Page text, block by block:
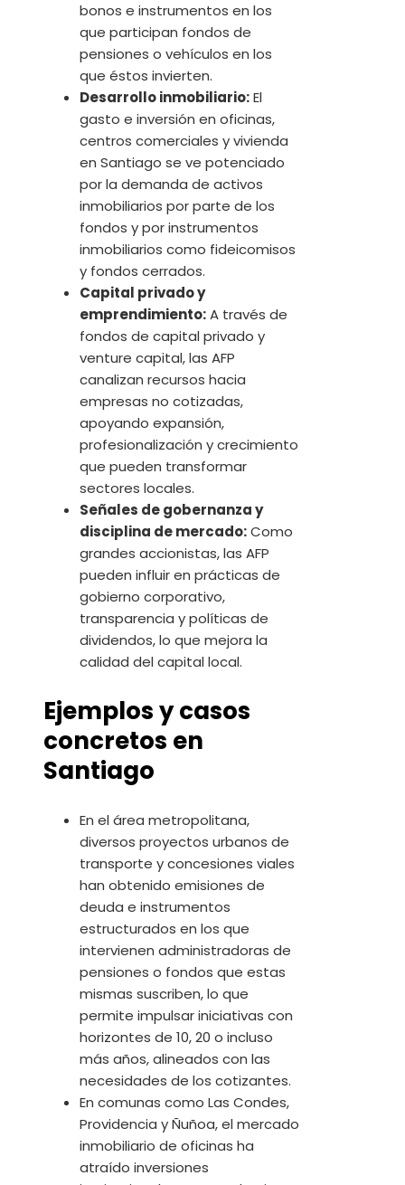
bonos e instrumentos en los
que participan fondos de
pensiones o vehículos en los
que éstos invierten.
Desarrollo inmobiliario:El
gasto e inversión en oficinas,
centros comerciales y vivienda
en Santiago se ve potenciado
por la demanda de activos
inmobiliarios por parte de los
fondos y por instrumentos
inmobiliarios como fideicomisos
y fondos cerrados.
Capital privado y
emprendimiento:A través de
fondos de capital privado y
venture capital, las AFP
canalizan recursos hacia
empresas no cotizadas,
apoyando expansión,
profesionalización y crecimiento
que pueden transformar
sectores locales.
Señales de gobernanza y
disciplina de mercado:Como
grandes accionistas, las AFP
pueden influir en prácticas de
gobierno corporativo,
transparencia y políticas de
dividendos, lo que mejora la
calidad del capital local.
Ejemplos y casos
concretos en
Santiago
En el área metropolitana,
diversos proyectos urbanos de
transporte y concesiones viales
han obtenido emisiones de
deuda e instrumentos
estructurados en los que
intervienen administradoras de
pensiones o fondos que estas
mismas suscriben, lo que
permite impulsar iniciativas con
horizontes de 10, 20 o incluso
más años, alineados con las
necesidades de los cotizantes.
En comunas como Las Condes,
Providencia y Ñuñoa, el mercado
inmobiliario de oficinas ha
atraído inversiones